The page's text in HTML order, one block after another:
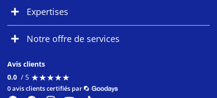
Expertises
Notre offre de services
Avis clients
0.0 / 5 ★★★★★
★★★★★
0 avis clients certifiés par